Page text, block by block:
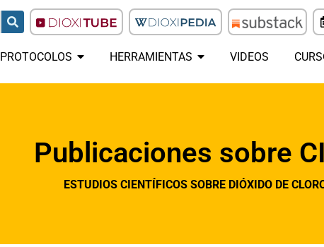
PROTOCOLOS HERRAMIENTAS VIDEOS
Publicaciones sobre
ESTUDIOS CIENTÍFICOS SOBRE DIÓXIDO DE